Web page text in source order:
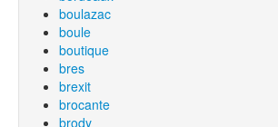
boulazac
boule
boutique
bres
brexit
brocante
brody